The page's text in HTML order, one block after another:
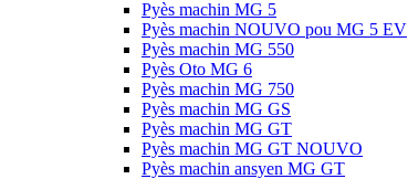
Pyès machin MG 5
Pyès machin NOUVO pou MG 5 EV
Pyès machin MG 550
Pyès Oto MG 6
Pyès machin MG 750
Pyès machin MG GS
Pyès machin MG GT
Pyès machin MG GT NOUVO
Pyès machin ansyen MG GT